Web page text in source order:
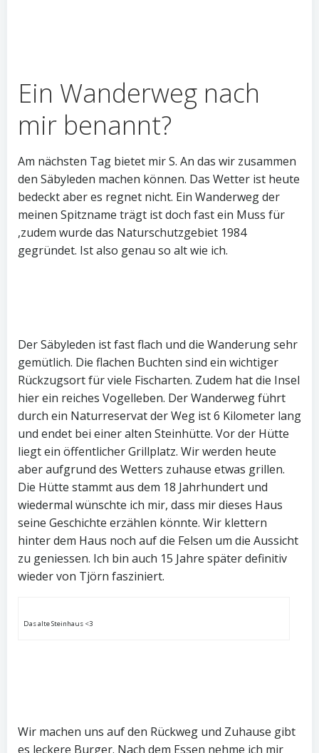
Ein Wanderweg nach
mir benannt?
Am nächsten Tag bietet mir S. An das wir zusammen
den Säbyleden machen können. Das Wetter ist heute
bedeckt aber es regnet nicht. Ein Wanderweg der
meinen Spitzname trägt ist doch fast ein Muss für
,zudem wurde das Naturschutzgebiet 1984
gegründet. Ist also genau so alt wie ich.
Der Säbyleden ist fast flach und die Wanderung sehr
gemütlich. Die flachen Buchten sind ein wichtiger
Rückzugsort für viele Fischarten. Zudem hat die Insel
hier ein reiches Vogelleben. Der Wanderweg führt
durch ein Naturreservat der Weg ist 6 Kilometer lang
und endet bei einer alten Steinhütte. Vor der Hütte
liegt ein öffentlicher Grillplatz. Wir werden heute
aber aufgrund des Wetters zuhause etwas grillen.
Die Hütte stammt aus dem 18 Jahrhundert und
wiedermal wünschte ich mir, dass mir dieses Haus
seine Geschichte erzählen könnte. Wir klettern
hinter dem Haus noch auf die Felsen um die Aussicht
zu geniessen. Ich bin auch 15 Jahre später definitiv
wieder von Tjörn fasziniert.
Das alte Steinhaus <3
Wir machen uns auf den Rückweg und Zuhause gibt
es leckere Burger. Nach dem Essen nehme ich mir